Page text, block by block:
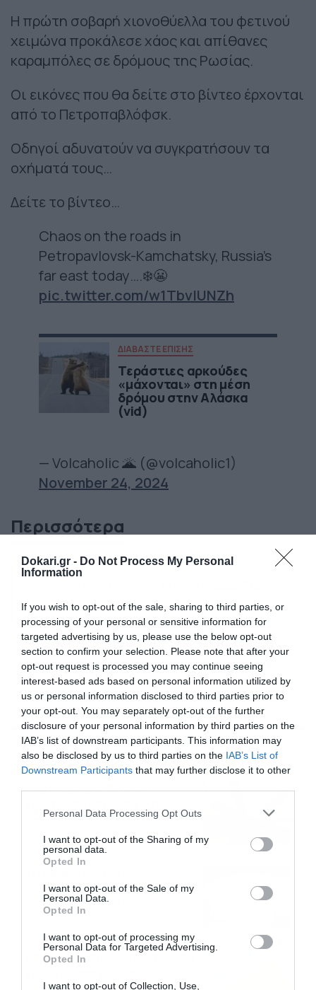
Dokari.gr - Do Not Process My Personal
Information
If you wish to opt-out of the sale, sharing to third parties, or
processing of your personal or sensitive information for
targeted advertising by us, please use the below opt-out
section to confirm your selection. Please note that after your
opt-out request is processed you may continue seeing
interest-based ads based on personal information utilized by
us or personal information disclosed to third parties prior to
your opt-out. You may separately opt-out of the further
disclosure of your personal information by third parties on the
IAB’s list of downstream participants. This information may
also be disclosed by us to third parties on the IAB’s List of
Downstream Participants that may further disclose it to other
Please note that this website/app uses one or more Google
not limited to your visit or usage behaviour. You may click to
grant or deny consent to Google and its third-party tags to
use your data for below specified purposes in below Google
consent section.
Personal Data Processing Opt Outs
I want to opt-out of the Sharing of my
personal data.
Opted In
I want to opt-out of the Sale of my
Personal Data.
Opted In
I want to opt-out of processing my
Personal Data for Targeted Advertising.
Opted In
I want to opt-out of Collection, Use,
Η πρώτη σοβαρή χιονοθύελλα του φετινού
χειμώνα προκάλεσε χάος και απίθανες
καραμπόλες σε δρόμους της Ρωσίας.
Οι εικόνες που θα δείτε στο βίντεο έρχονται
από το Πετροπαβλόφσκ.
Οδηγοί αδυνατούν να συγκρατήσουν τα
οχήματά τους…
Δείτε το βίντεο…
Chaos on the roads in
Petropavlovsk-Kamchatsky, Russia’s
far east today….❄️😬
pic.twitter.com/w1TbvlUNZh
ΔΙΑΒΑΣΤΕ ΕΠΙΣΗΣ
Τεράστιες αρκούδες
«μάχονται» στη μέση
δρόμου στην Αλάσκα
(vid)
— Volcaholic 🌋 (@volcaholic1)
November 24, 2024
Περισσότερα
Newsγια όλες τις τελευταίες ειδήσεις
ΡΩΣΙΑ ΚΑΙΡΟΣ ΠΟΥ ΧΙΟΝΙΖΕΙ ΧΙΟΝΟΘΥΕΛΛΑ
Ροή Ειδήσεων
Εορτολόγιο 6-8: Ποιοι
Πολλά…
06/08/2026 08:05
Festival 2026 άφησε τις
καλύτερες μουσικές
αναμνήσεις
Καιρός: Σάκης Αρναούτογλου